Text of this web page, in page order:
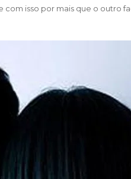
isso por mais que o outro